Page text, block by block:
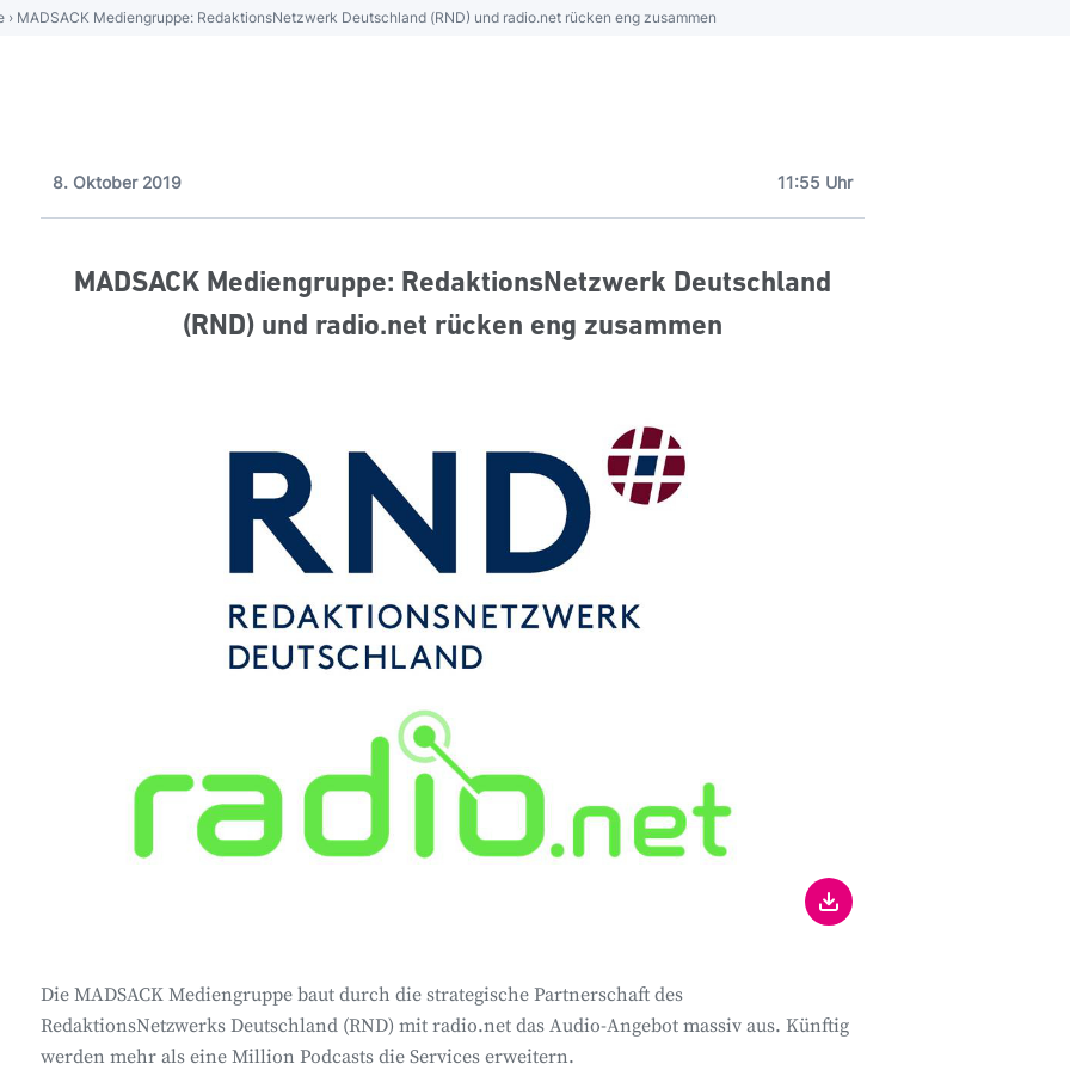
› MADSACK Mediengruppe: RedaktionsNetzwerk Deutschland (RND) und radio.net rücken eng zusammen
8. Oktober 2019 11:55 Uhr
MADSACK Mediengruppe: RedaktionsNetzwerk Deutschland
(RND) und radio.net rücken eng zusammen
Die MADSACK Mediengruppe baut durch die strategische Partnerschaft des
RedaktionsNetzwerks Deutschland (RND) mit radio.net das Audio-Angebot massiv aus. Künftig
werden mehr als eine Million Podcasts die Services erweitern.